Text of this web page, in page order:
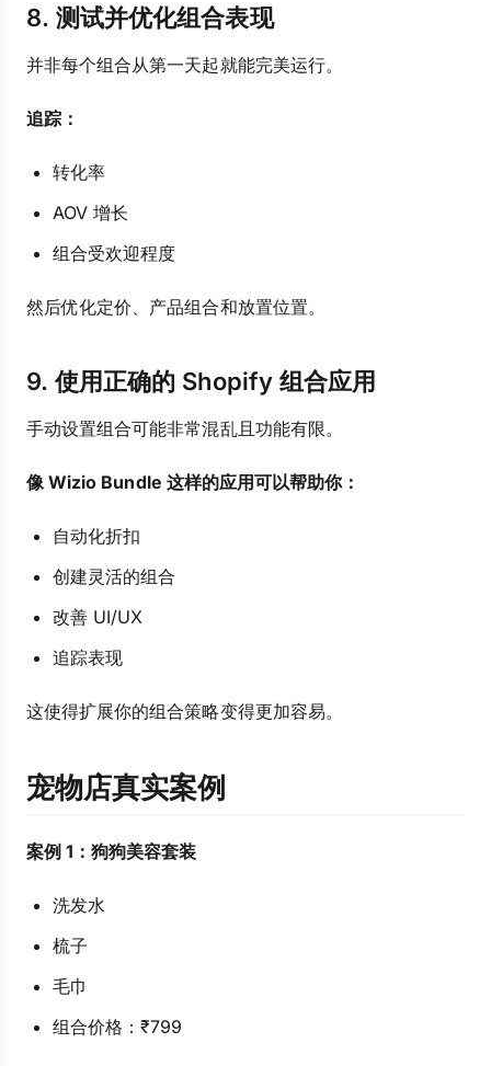
8. 测试并优化组合表现
并非每个组合从第一天起就能完美运行。
追踪：
转化率
AOV 增长
组合受欢迎程度
然后优化定价、产品组合和放置位置。
9. 使用正确的 Shopify 组合应用
手动设置组合可能非常混乱且功能有限。
像 Wizio Bundle 这样的应用可以帮助你：
自动化折扣
创建灵活的组合
改善 UI/UX
追踪表现
这使得扩展你的组合策略变得更加容易。
宠物店真实案例
案例 1：狗狗美容套装
洗发水
梳子
毛巾
组合价格：₹799